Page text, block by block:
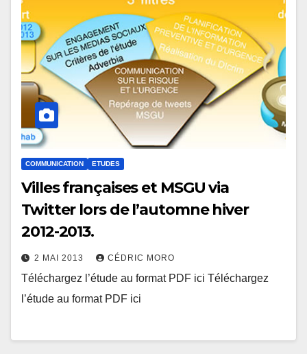
COMMUNICATION ETUDES
Villes françaises et MSGU via
Twitter lors de l’automne hiver
2012-2013.
2 MAI 2013 CÉDRIC MORO
Téléchargez l’étude au format PDF ici Téléchargez
l’étude au format PDF ici